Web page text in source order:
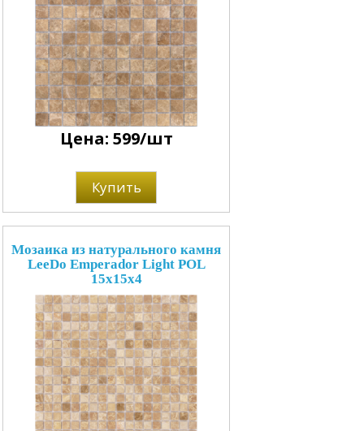
Цена: 599/шт
Купить
Мозаика из натурального камня
LeeDo Emperador Light POL
15x15x4